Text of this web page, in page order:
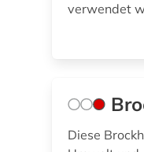
verwendet
Diese